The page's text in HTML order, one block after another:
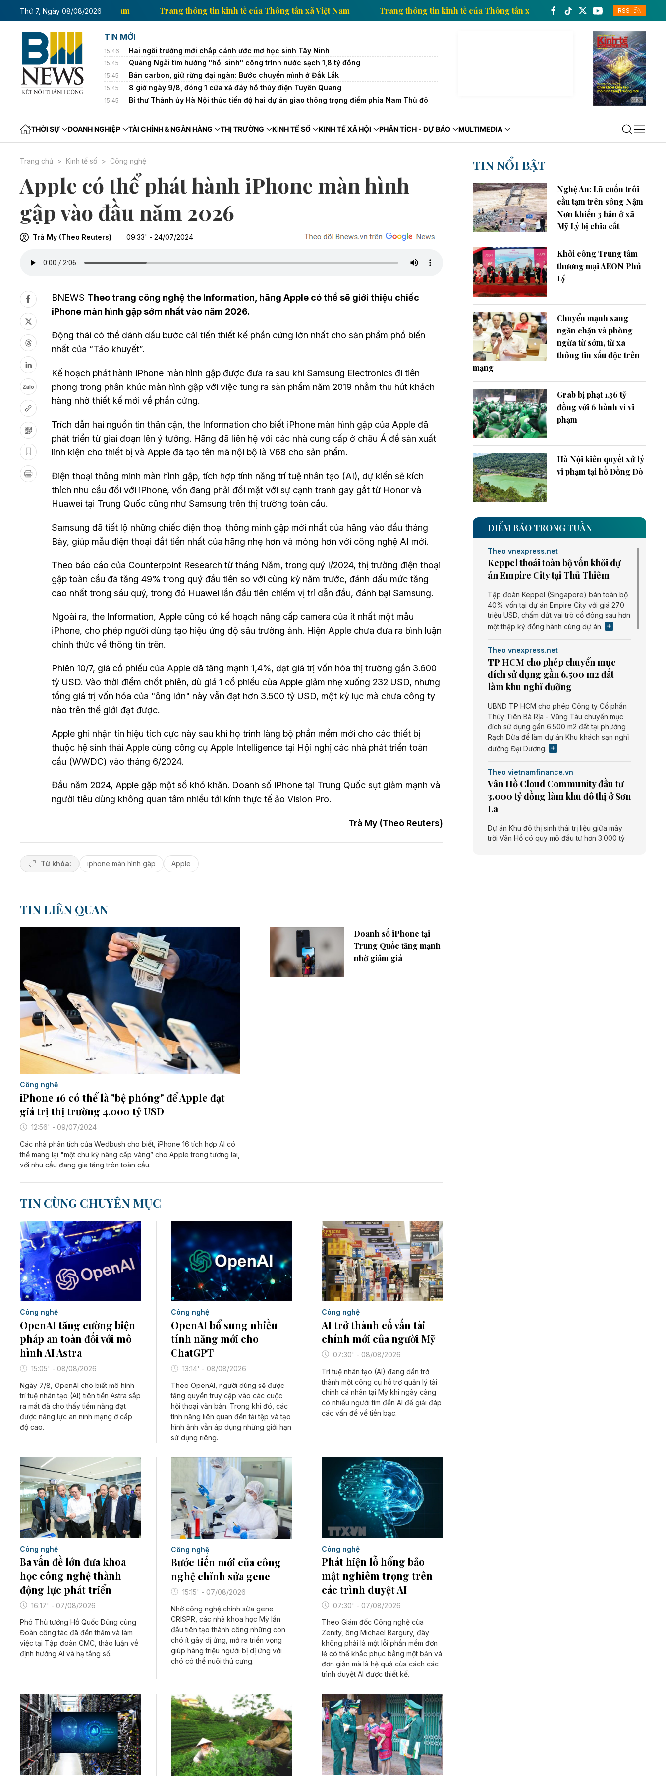
Thứ 7, Ngày 08/08/2026
tin kinh tế của Thông tấn xã Việt Nam Trang thông tin kinh tế của Thông tấn xã Việt Nam Trang thông tin kinh tế của Thông tấn xã Việt Nam Trang
RSS
TIN MỚI
15:46 Hai ngôi trường mới chắp cánh ước mơ học sinh Tây Ninh
15:45 Quảng Ngãi tìm hướng "hồi sinh" công trình nước sạch 1,8 tỷ đồng
15:45 Bán carbon, giữ rừng đại ngàn: Bước chuyển mình ở Đắk Lắk
15:45 8 giờ ngày 9/8, đóng 1 cửa xả đáy hồ thủy điện Tuyên Quang
15:45 Bí thư Thành ủy Hà Nội thúc tiến độ hai dự án giao thông trọng điểm phía Nam Thủ đô
THỜI SỰ DOANH NGHIỆP TÀI CHÍNH & NGÂN HÀNG THỊ TRƯỜNG KINH TẾ SỐ KINH TẾ XÃ HỘI PHÂN TÍCH - DỰ BÁO MULTIMEDIA
Trang chủ Kinh tế số Công nghệ
Apple có thể phát hành iPhone màn hình
gập vào đầu năm 2026
Trà My (Theo Reuters) 09:33' - 24/07/2024
Zalo
BNEWS Theo trang công nghệ the Information, hãng Apple có thể sẽ giới thiệu chiếc
iPhone màn hình gập sớm nhất vào năm 2026.
Động thái có thể đánh dấu bước cải tiến thiết kế phần cứng lớn nhất cho sản phẩm phổ biến
nhất của “Táo khuyết”.
Kế hoạch phát hành iPhone màn hình gập được đưa ra sau khi Samsung Electronics đi tiên
phong trong phân khúc màn hình gập với việc tung ra sản phẩm năm 2019 nhằm thu hút khách
hàng nhờ thiết kế mới về phần cứng.
Trích dẫn hai nguồn tin thân cận, the Information cho biết iPhone màn hình gập của Apple đã
phát triển từ giai đoạn lên ý tưởng. Hãng đã liên hệ với các nhà cung cấp ở châu Á để sản xuất
linh kiện cho thiết bị và Apple đã tạo tên mã nội bộ là V68 cho sản phẩm.
Điện thoại thông minh màn hình gập, tích hợp tính năng trí tuệ nhân tạo (AI), dự kiến sẽ kích
thích nhu cầu đối với iPhone, vốn đang phải đối mặt với sự cạnh tranh gay gắt từ Honor và
Huawei tại Trung Quốc cũng như Samsung trên thị trường toàn cầu.
Samsung đã tiết lộ những chiếc điện thoại thông minh gập mới nhất của hãng vào đầu tháng
Bảy, giúp mẫu điện thoại đắt tiền nhất của hãng nhẹ hơn và mỏng hơn với công nghệ AI mới.
Theo báo cáo của Counterpoint Research từ tháng Năm, trong quý I/2024, thị trường điện thoại
gập toàn cầu đã tăng 49% trong quý đầu tiên so với cùng kỳ năm trước, đánh dấu mức tăng
cao nhất trong sáu quý, trong đó Huawei lần đầu tiên chiếm vị trí dẫn đầu, đánh bại Samsung.
Ngoài ra, the Information, Apple cũng có kế hoạch nâng cấp camera của ít nhất một mẫu
iPhone, cho phép người dùng tạo hiệu ứng độ sâu trường ảnh. Hiện Apple chưa đưa ra bình luận
chính thức về thông tin trên.
Phiên 10/7, giá cổ phiếu của Apple đã tăng mạnh 1,4%, đạt giá trị vốn hóa thị trường gần 3.600
tỷ USD. Vào thời điểm chốt phiên, dù giá 1 cổ phiếu của Apple giảm nhẹ xuống 232 USD, nhưng
tổng giá trị vốn hóa của "ông lớn" này vẫn đạt hơn 3.500 tỷ USD, một kỷ lục mà chưa công ty
nào trên thế giới đạt được.
Apple ghi nhận tín hiệu tích cực này sau khi họ trình làng bộ phần mềm mới cho các thiết bị
thuộc hệ sinh thái Apple cùng công cụ Apple Intelligence tại Hội nghị các nhà phát triển toàn
cầu (WWDC) vào tháng 6/2024.
Đầu năm 2024, Apple gặp một số khó khăn. Doanh số iPhone tại Trung Quốc sụt giảm mạnh và
người tiêu dùng không quan tâm nhiều tới kính thực tế ảo Vision Pro.
Trà My (Theo Reuters)
Từ khóa: iphone màn hình gâp Apple
TIN LIÊN QUAN
Công nghệ
iPhone 16 có thể là "bệ phóng" để Apple đạt
giá trị thị trường 4.000 tỷ USD
12:56' - 09/07/2024
Các nhà phân tích của Wedbush cho biết, iPhone 16 tích hợp AI có
thể mang lại "một chu kỳ nâng cấp vàng” cho Apple trong tương lai,
với nhu cầu đang gia tăng trên toàn cầu.
Doanh số iPhone tại
Trung Quốc tăng mạnh
nhờ giảm giá
TIN CÙNG CHUYÊN MỤC
Công nghệ
OpenAI tăng cường biện
pháp an toàn đối với mô
hình AI Astra
15:05' - 08/08/2026
Ngày 7/8, OpenAI cho biết mô hình
trí tuệ nhân tạo (AI) tiên tiến Astra sắp
ra mắt đã cho thấy tiềm năng đạt
được năng lực an ninh mạng ở cấp
độ cao.
Công nghệ
OpenAI bổ sung nhiều
tính năng mới cho
ChatGPT
13:14' - 08/08/2026
Theo OpenAI, người dùng sẽ được
tăng quyền truy cập vào các cuộc
hội thoại văn bản. Trong khi đó, các
tính năng liên quan đến tải tệp và tạo
hình ảnh vẫn áp dụng những giới hạn
sử dụng riêng.
Công nghệ
AI trở thành cố vấn tài
chính mới của người Mỹ
07:30' - 08/08/2026
Trí tuệ nhân tạo (AI) đang dần trở
thành một công cụ hỗ trợ quản lý tài
chính cá nhân tại Mỹ khi ngày càng
có nhiều người tìm đến AI để giải đáp
các vấn đề về tiền bạc.
Công nghệ
Ba vấn đề lớn đưa khoa
học công nghệ thành
động lực phát triển
16:17' - 07/08/2026
Phó Thủ tướng Hồ Quốc Dũng cùng
Đoàn công tác đã đến thăm và làm
việc tại Tập đoàn CMC, thảo luận về
định hướng AI và hạ tầng số.
Công nghệ
Bước tiến mới của công
nghệ chỉnh sửa gene
15:15' - 07/08/2026
Nhờ công nghệ chỉnh sửa gene
CRISPR, các nhà khoa học Mỹ lần
đầu tiên tạo thành công những con
chó ít gây dị ứng, mở ra triển vọng
giúp hàng triệu người bị dị ứng với
chó có thể nuôi thú cưng.
Công nghệ
Phát hiện lỗ hổng bảo
mật nghiêm trọng trên
các trình duyệt AI
07:30' - 07/08/2026
Theo Giám đốc Công nghệ của
Zenity, ông Michael Bargury, đây
không phải là một lỗi phần mềm đơn
lẻ có thể khắc phục bằng một bản vá
đơn giản mà là hệ quả của cách các
trình duyệt AI được thiết kế.
TIN NỔI BẬT
Nghệ An: Lũ cuốn trôi
cầu tạm trên sông Nậm
Nơn khiến 3 bản ở xã
Mỹ Lý bị chia cắt
Khởi công Trung tâm
thương mại AEON Phủ
Lý
Chuyển mạnh sang
ngăn chặn và phòng
ngừa từ sớm, từ xa
thông tin xấu độc trên
mạng
Grab bị phạt 1,36 tỷ
đồng với 6 hành vi vi
phạm
Hà Nội kiên quyết xử lý
vi phạm tại hồ Đồng Đò
ĐIỂM BÁO TRONG TUẦN
Theo vnexpress.net
Keppel thoái toàn bộ vốn khỏi dự
án Empire City tại Thủ Thiêm
Tập đoàn Keppel (Singapore) bán toàn bộ
40% vốn tại dự án Empire City với giá 270
triệu USD, chấm dứt vai trò cổ đông sau hơn
một thập kỷ đồng hành cùng dự án.
Theo vnexpress.net
TP HCM cho phép chuyển mục
đích sử dụng gần 6.500 m2 đất
làm khu nghỉ dưỡng
UBND TP HCM cho phép Công ty Cổ phần
Thủy Tiên Bà Rịa - Vũng Tàu chuyển mục
đích sử dụng gần 6.500 m2 đất tại phường
Rạch Dừa để làm dự án Khu khách sạn nghỉ
dưỡng Đại Dương.
Theo vietnamfinance.vn
Vân Hồ Cloud Community đầu tư
3.000 tỷ đồng làm khu đô thị ở Sơn
La
Dự án Khu đô thị sinh thái trị liệu giữa mây
trời Vân Hồ có quy mô đầu tư hơn 3.000 tỷ